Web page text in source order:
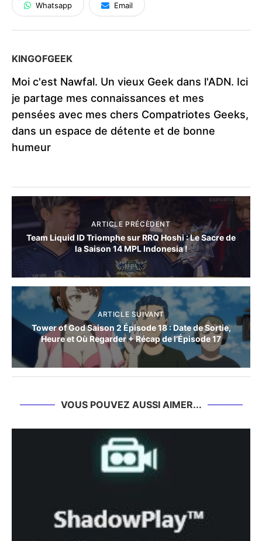
Whatsapp Email
KINGOFGEEK
Moi c'est Nawfal. Un vieux Geek dans l'ADN. Ici
je partage mes connaissances et mes
pensées avec mes chers Compatriotes Geeks,
dans un espace de détente et de bonne
humeur
ARTICLE PRÉCÈDENT
Team Liquid ID Triomphe sur RRQ Hoshi : Le Sacre de
la Saison 14 MPL Indonesia !
ARTICLE SUIVANT
Tower of God Saison 2 Épisode 18 : Date de Sortie,
Heure et Où Regarder + Récap de l’Épisode 17
VOUS POUVEZ AUSSI AIMER...